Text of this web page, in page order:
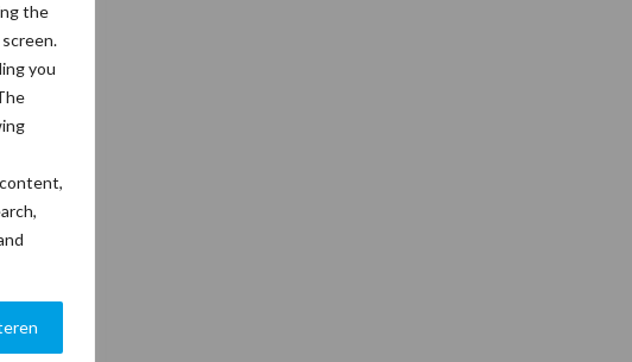
the
you